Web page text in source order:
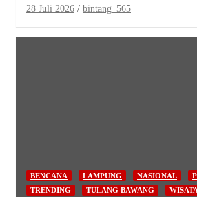
28 Juli 2026 bintang_565
BENCANA LAMPUNG NASIONAL
TRENDING
TULANG BAWANG